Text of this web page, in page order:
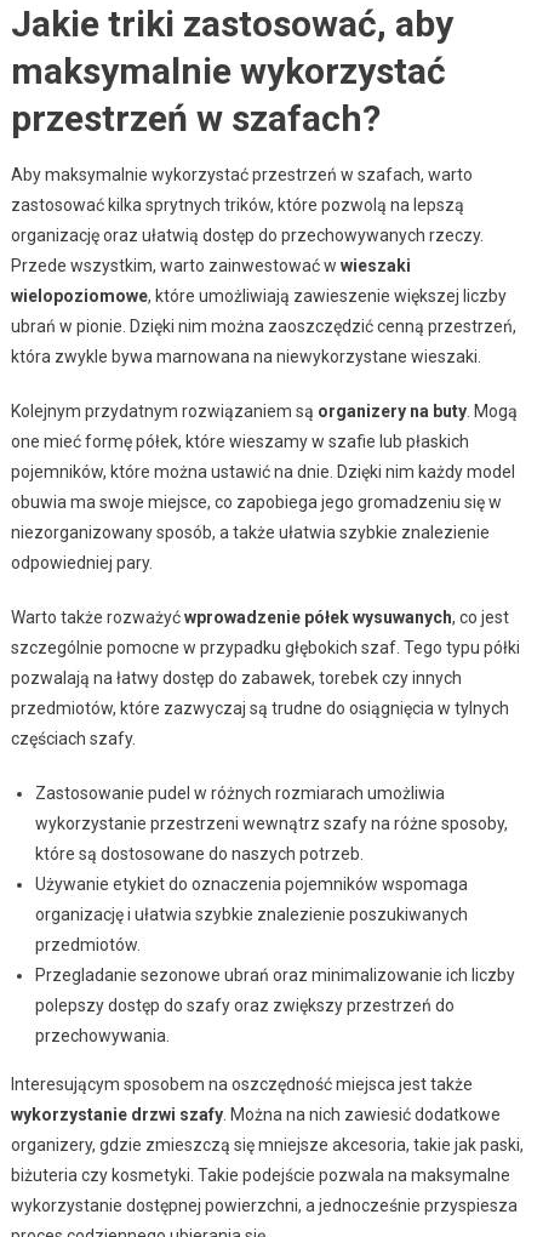
Jakie triki zastosować, aby
maksymalnie wykorzystać
przestrzeń w szafach?
Aby maksymalnie wykorzystać przestrzeń w szafach, warto
zastosować kilka sprytnych trików, które pozwolą na lepszą
organizację oraz ułatwią dostęp do przechowywanych rzeczy.
Przede wszystkim, warto zainwestować w wieszaki
wielopoziomowe, które umożliwiają zawieszenie większej liczby
ubrań w pionie. Dzięki nim można zaoszczędzić cenną przestrzeń,
która zwykle bywa marnowana na niewykorzystane wieszaki.
Kolejnym przydatnym rozwiązaniem są organizery na buty. Mogą
one mieć formę półek, które wieszamy w szafie lub płaskich
pojemników, które można ustawić na dnie. Dzięki nim każdy model
obuwia ma swoje miejsce, co zapobiega jego gromadzeniu się w
niezorganizowany sposób, a także ułatwia szybkie znalezienie
odpowiedniej pary.
Warto także rozważyćwprowadzenie półek wysuwanych, co jest
szczególnie pomocne w przypadku głębokich szaf. Tego typu półki
pozwalają na łatwy dostęp do zabawek, torebek czy innych
przedmiotów, które zazwyczaj są trudne do osiągnięcia w tylnych
częściach szafy.
Zastosowanie pudel w różnych rozmiarach umożliwia
wykorzystanie przestrzeni wewnątrz szafy na różne sposoby,
które są dostosowane do naszych potrzeb.
Używanie etykiet do oznaczenia pojemników wspomaga
organizację i ułatwia szybkie znalezienie poszukiwanych
przedmiotów.
Przegladanie sezonowe ubrań oraz minimalizowanie ich liczby
polepszy dostęp do szafy oraz zwiększy przestrzeń do
przechowywania.
Interesującym sposobem na oszczędność miejsca jest także
wykorzystanie drzwi szafy. Można na nich zawiesić dodatkowe
organizery, gdzie zmieszczą się mniejsze akcesoria, takie jak paski,
biżuteria czy kosmetyki. Takie podejście pozwala na maksymalne
wykorzystanie dostępnej powierzchni, a jednocześnie przyspiesza